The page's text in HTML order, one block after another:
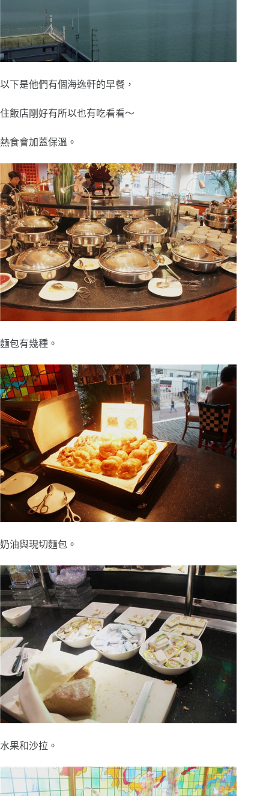
以下是他們有個海逸軒的早餐，
住飯店剛好有所以也有吃看看～
熱食會加蓋保溫。
麵包有幾種。
奶油與現切麵包。
水果和沙拉。